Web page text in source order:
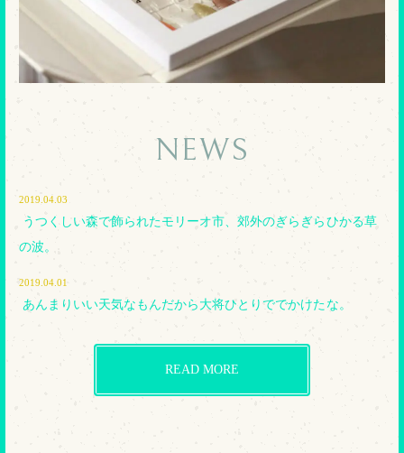
NEWS
2019.04.03
うつくしい森で飾られたモリーオ市、郊外のぎらぎらひかる草
の波。
2019.04.01
あんまりいい天気なもんだから大将ひとりででかけたな。
READ MORE